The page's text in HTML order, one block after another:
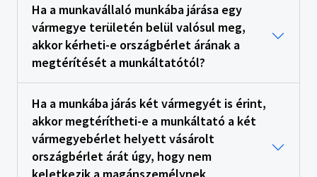
Ha a munkavállaló munkába járása egy
vármegye területén belül valósul meg,
akkor kérheti-e országbérlet árának a
megtérítését a munkáltatótól?
Ha a munkába járás két vármegyét is érint,
akkor megtérítheti-e a munkáltató a két
vármegyebérlet helyett vásárolt
országbérlet árát úgy, hogy nem
keletkezik a magánszemélynek